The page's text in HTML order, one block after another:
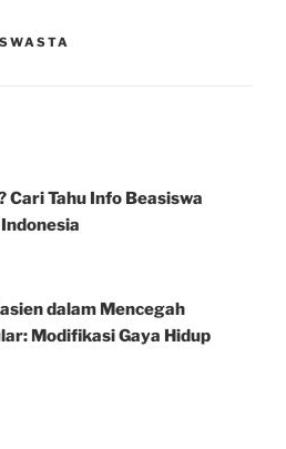
Cari Tahu Info Beasiswa
dalam Mencegah
Modifikasi Gaya Hidup